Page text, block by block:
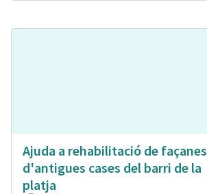
Ajuda a rehabilitació de façanes
d'antigues cases del barri de la
platja